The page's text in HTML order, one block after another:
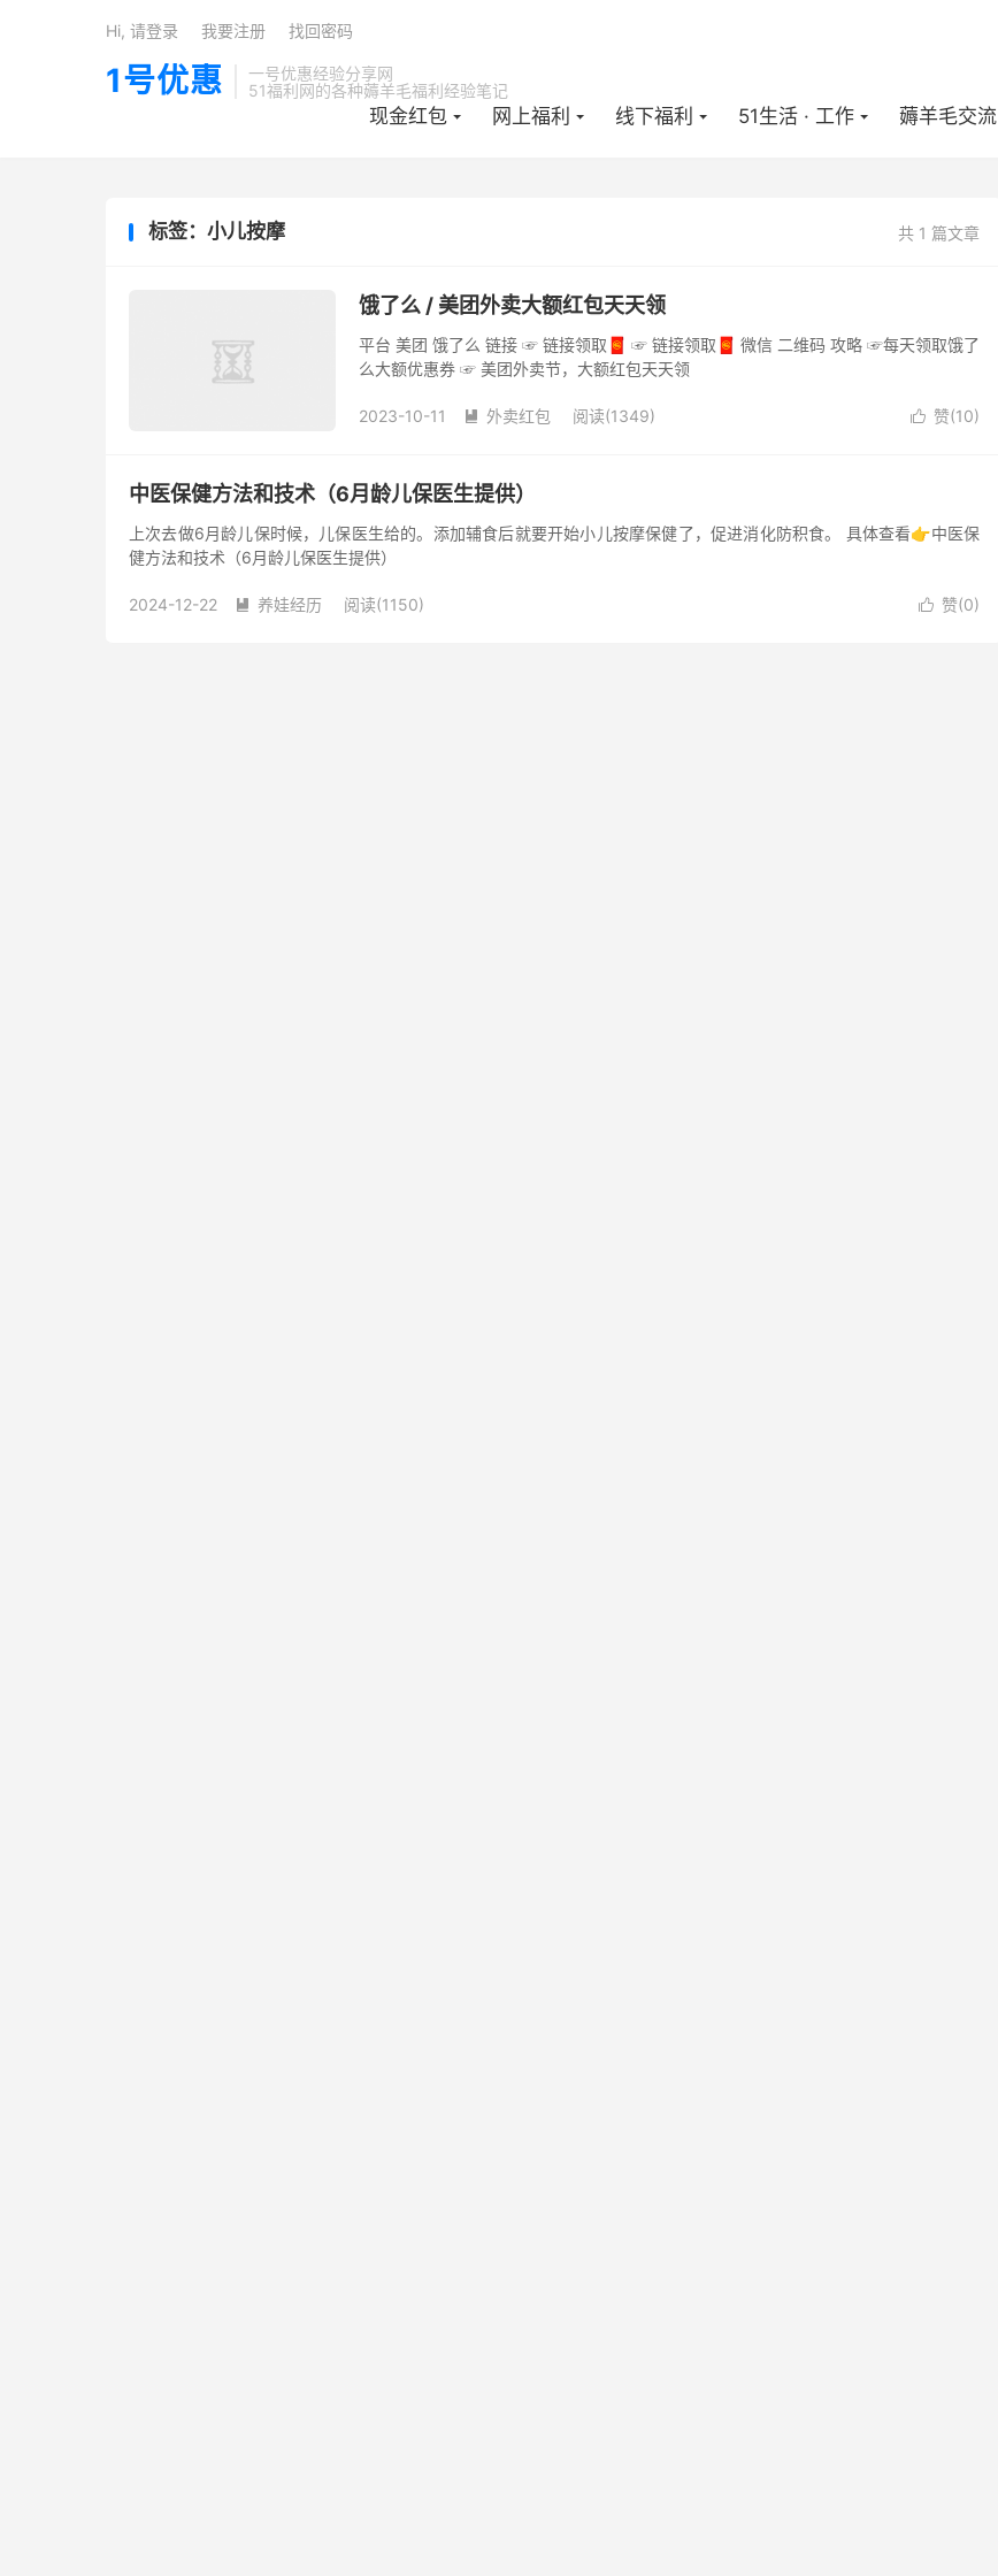
1号优惠
一号优惠经验分享网
51福利网的各种薅羊毛福利经验笔记
现金红包 网上福利 线下福利 51生活 · 工作 薅羊毛交流
Hi, 请登录 我要注册 找回密码
共 1 篇文章
标签：小儿按摩
饿了么 / 美团外卖大额红包天天领
平台 美团 饿了么 链接 ☞ 链接领取🧧 ☞ 链接领取🧧 微信 二维码 攻略 ☞每天领取饿了
么大额优惠券 ☞ 美团外卖节，大额红包天天领
 赞(10)
2023-10-11  外卖红包 阅读(1349)
中医保健方法和技术（6月龄儿保医生提供）
上次去做6月龄儿保时候，儿保医生给的。添加辅食后就要开始小儿按摩保健了，促进消化防积食。 具体查看👉中医保
健方法和技术（6月龄儿保医生提供）
 赞(0)
2024-12-22  养娃经历 阅读(1150)